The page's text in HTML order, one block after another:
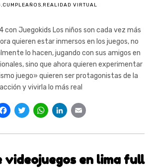
,CUMPLEAÑOS,REALIDAD VIRTUAL
con Juegokids Los niños son cada vez más
quieren estar inmersos en los juegos, no
lo hacen, jugando con sus amigos en
sino que ahora quieren experimentar
juego» quieren ser protagonistas de la
acción y vivirla lo más real
Facebook
Twitter
WhatsApp
LinkedIn
videojuegos en lima full